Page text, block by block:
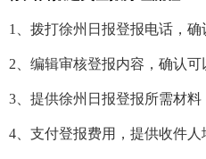
1、拨打徐州日报登报电话，确
2、编辑审核登报内容，确认可
3、提供徐州日报登报所需材料
4、支付登报费用，提供收件人